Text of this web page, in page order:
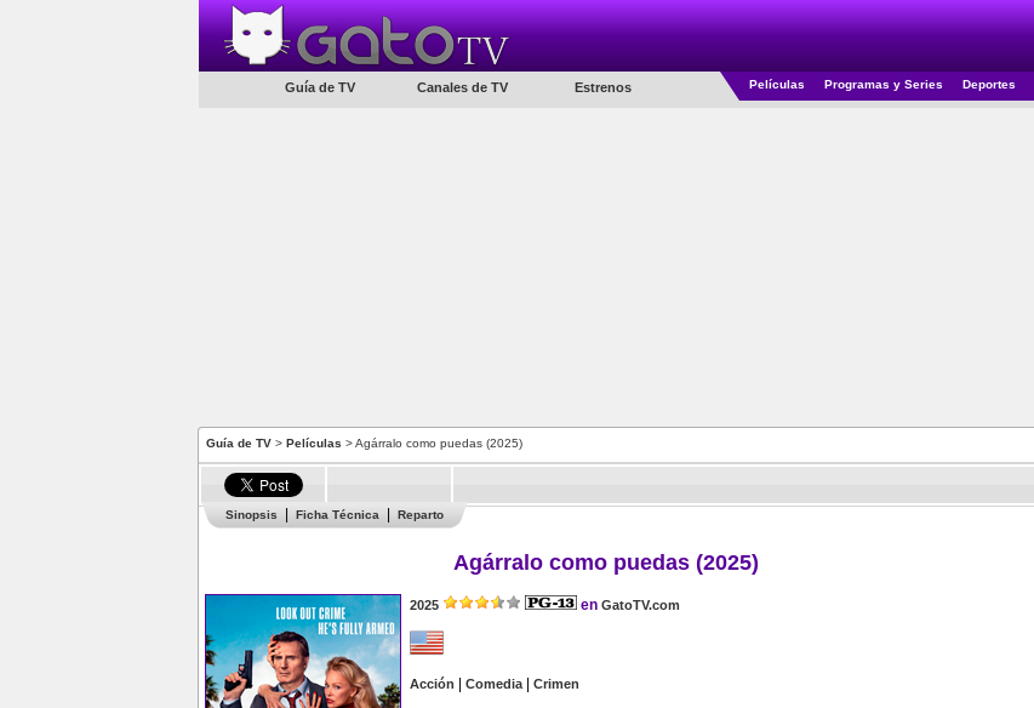
Guía de TV Canales de TV Estrenos Películas Programas y Series Deportes
Guía de TV > Películas > Agárralo como puedas (2025)
Sinopsis Ficha Técnica Reparto
Agárralo como puedas (2025)
2025 en GatoTV.com
Acción Comedia| Crimen